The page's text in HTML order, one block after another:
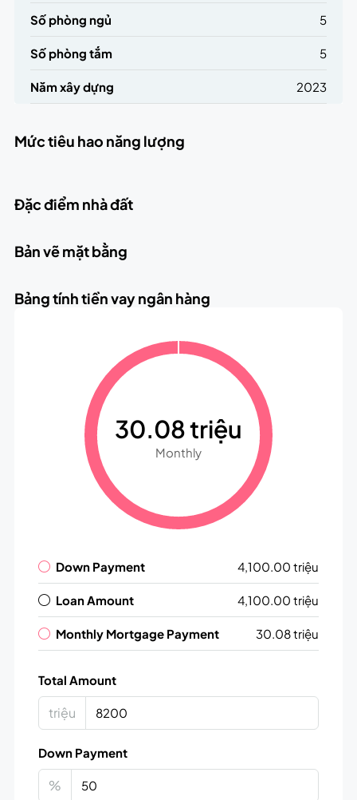
Số phòng ngủ 5
Số phòng tắm 5
Năm xây dựng 2023
Mức tiêu hao năng lượng
Đặc điểm nhà đất
Bản vẽ mặt bằng
Bảng tính tiền vay ngân hàng
30.08 triệu
Monthly
Down Payment 4,100.00 triệu
Loan Amount 4,100.00 triệu
Monthly Mortgage Payment 30.08 triệu
Total Amount
triệu
Down Payment
%